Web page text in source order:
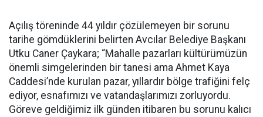
Açılış töreninde 44 yıldır çözülemeyen bir sorunu
tarihe gömdüklerini belirten Avcılar Belediye Başkanı
Utku Caner Çaykara; “Mahalle pazarları kültürümüzün
önemli simgelerinden bir tanesi ama Ahmet Kaya
Caddesi’nde kurulan pazar, yıllardır bölge trafiğini felç
ediyor, esnafımızı ve vatandaşlarımızı zorluyordu.
Göreve geldiğimiz ilk günden itibaren bu sorunu kalıcı